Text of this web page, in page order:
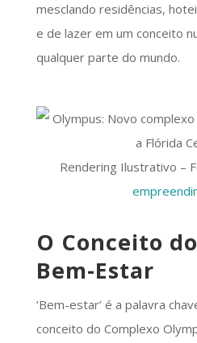
mesclando residências,
e de lazer em um conceito
qualquer parte do mundo.
Rendering Ilustrativo –
O Conceito
Bem-Estar
‘Bem-estar’ é a palavra
conceito do Complexo